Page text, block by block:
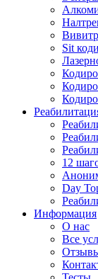
Sit
12
Day
Информация
О нас
Все